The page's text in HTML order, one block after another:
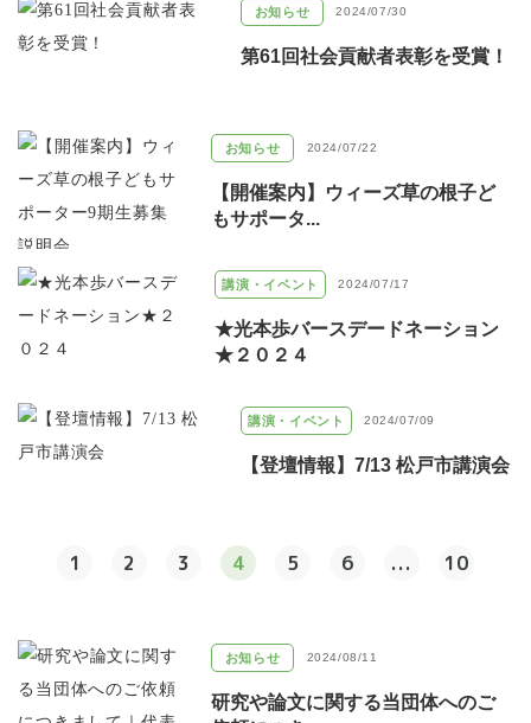
お知らせ 2024/07/30
第61回社会貢献者表彰を受賞！
お知らせ 2024/07/22
【開催案内】ウィーズ草の根子ど
もサポータ...
講演・イベント 2024/07/17
★光本歩バースデードネーション
★２０２４
講演・イベント 2024/07/09
【登壇情報】7/13 松戸市講演会
1 2 3 4 5 6 ... 10
お知らせ 2024/08/11
研究や論文に関する当団体へのご